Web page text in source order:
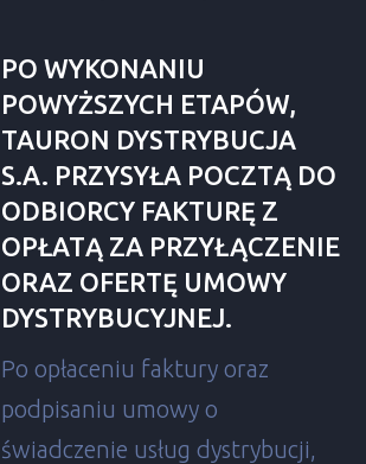
PO WYKONANIU
POWYŻSZYCH ETAPÓW,
TAURON DYSTRYBUCJA
S.A. PRZYSYŁA POCZTĄ DO
ODBIORCY FAKTURĘ Z
OPŁATĄ ZA PRZYŁĄCZENIE
ORAZ OFERTĘ UMOWY
DYSTRYBUCYJNEJ.
Po opłaceniu faktury oraz
podpisaniu umowy o
świadczenie usług dystrybucji,